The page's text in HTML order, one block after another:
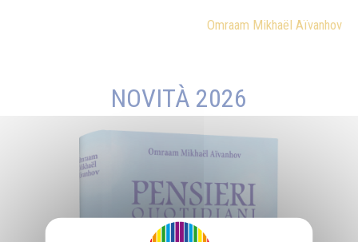
Omraam Mikhaël Aïvanhov
NOVITÀ 2026